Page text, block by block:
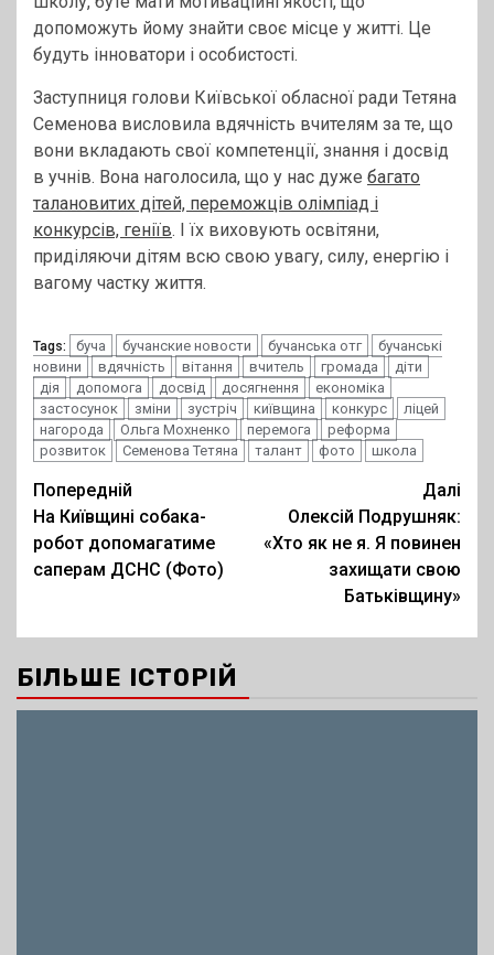
допоможуть йому знайти своє місце у житті. Це
будуть інноватори і особистості.
Заступниця голови Київської обласної ради Тетяна
Семенова висловила вдячність вчителям за те, що
вони вкладають свої компетенції, знання і досвід
в учнів. Вона наголосила, що у нас дуже багато
талановитих дітей, переможців олімпіад і
конкурсів, геніїв. І їх виховують освітяни,
приділяючи дітям всю свою увагу, силу, енергію і
вагому частку життя.
Tags: буча бучанские новости бучанська отг
бучанські
новини
вдячність вітання вчитель громада
діти
дія
допомога досвід досягнення
економіка
застосунок
зміни зустріч київщина конкурс
ліцей
нагорода
Ольга Мохненко перемога
реформа
розвиток
Семенова Тетяна талант фото школа
Post
navigation
Попередній
На Київщині собака-
робот допомагатиме
саперам ДСНС (Фото)
Далі
Олексій Подрушняк:
«Хто як не я. Я повинен
захищати свою
Батьківщину»
БІЛЬШЕ ІСТОРІЙ